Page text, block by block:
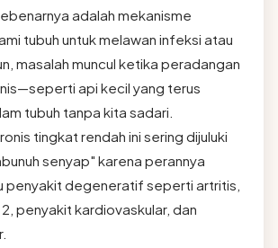
adalah mekanisme
tubuh untuk melawan infeksi atau
masalah muncul ketika peradangan
api kecil yang terus
tubuh tanpa kita sadari.
tingkat rendah ini sering dijuluki
senyap" karena perannya
penyakit degeneratif seperti artritis,
penyakit kardiovaskular, dan